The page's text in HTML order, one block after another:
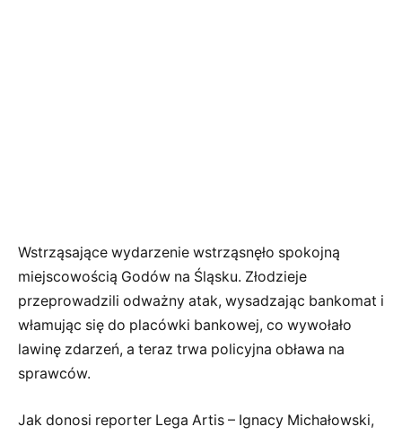
Wstrząsające wydarzenie wstrząsnęło spokojną
miejscowością Godów na Śląsku. Złodzieje
przeprowadzili odważny atak, wysadzając bankomat i
włamując się do placówki bankowej, co wywołało
lawinę zdarzeń, a teraz trwa policyjna obława na
sprawców.
Jak donosi reporter Lega Artis – Ignacy Michałowski,